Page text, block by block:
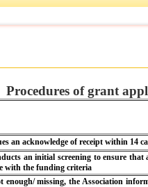
Procedures of grant
an acknowledge of receipt within 14
an initial screening to ensure
with the funding criteria
enough/ missing, the Association